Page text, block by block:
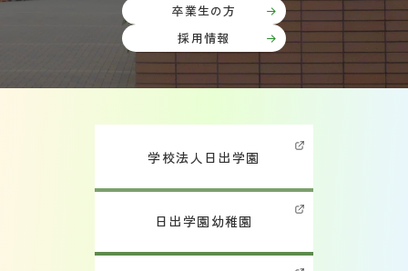
卒業生の方
採用情報
学校法人日出学園
日出学園幼稚園